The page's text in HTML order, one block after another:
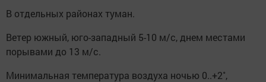
В отдельных районах туман.
Ветер южный, юго-западный 5-10 м/с, днем местами
порывами до 13 м/с.
Минимальная температура воздуха ночью 0..+2˚,